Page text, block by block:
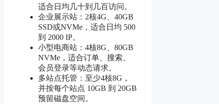
适合日均几十到几百访问。
企业展示站：2核4G、40GB
SSD或NVMe，适合日均 500
到 2000 IP。
小型电商站：4核8G、80GB
NVMe，适合订单、搜索、
会员登录等动态请求。
多站点托管：至少4核8G，
并按每个站点 10GB 到 20GB
预留磁盘空间。